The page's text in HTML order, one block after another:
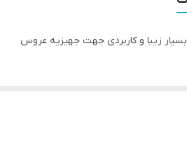
زیبا و کاربردی جهت جهیزیه عروس